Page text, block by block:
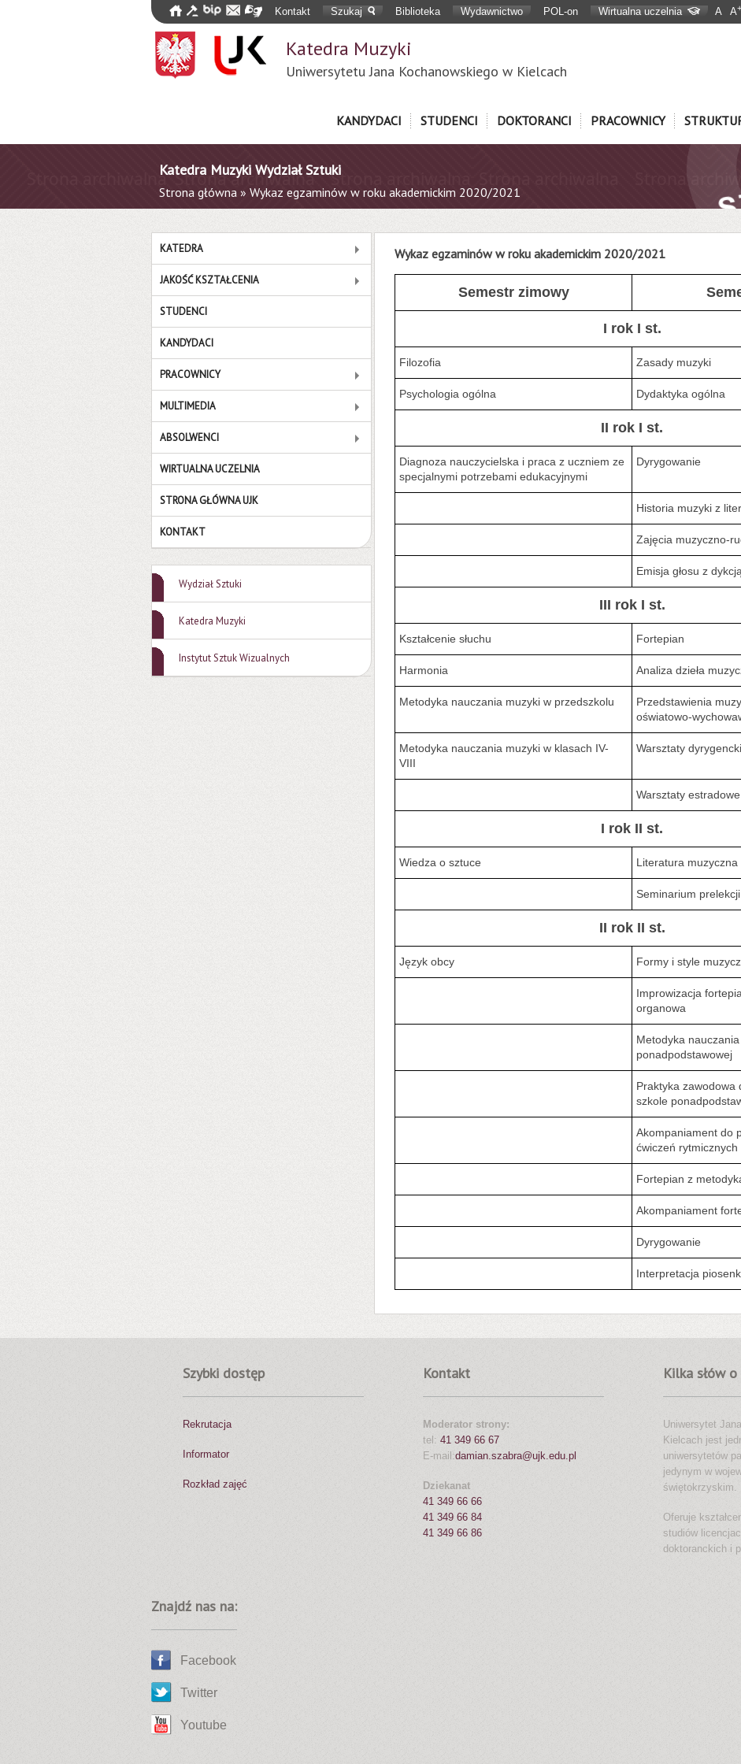
Kontakt Szukaj Biblioteka Wydawnictwo POL-on Wirtualna uczelnia A A+
Katedra Muzyki
Uniwersytetu Jana Kochanowskiego w Kielcach
KANDYDACI STUDENCI DOKTORANCI PRACOWNICY
Katedra Muzyki Wydział Sztuki
Strona główna » Wykaz egzaminów w roku akademickim 2020/2021
KATEDRA
JAKOŚĆ KSZTAŁCENIA
STUDENCI
KANDYDACI
PRACOWNICY
MULTIMEDIA
ABSOLWENCI
WIRTUALNA UCZELNIA
STRONA GŁÓWNA UJK
KONTAKT
Wykaz egzaminów w roku akademickim 2020/2021
Semestr zimowy
I rok I st.
Filozofia Zasady muzyki
Psychologia ogólna Dydaktyka ogólna
II rok I st.
Diagnoza nauczycielska i praca z uczniem ze
specjalnymi potrzebami edukacyjnymi
Dyrygowanie
Historia muzyki z
Zajęcia muzyczno-
Emisja głosu z dykcją
III rok I st.
Kształcenie słuchu Fortepian
Harmonia Analiza dzieła
Metodyka nauczania muzyki w przedszkolu
Przedstawienia
oświatowo-
Metodyka nauczania muzyki w klasach IV-
VIII
Warsztaty
Warsztaty estradowe
I rok II st.
Wiedza o sztuce Literatura muzyczna
Seminarium
II rok II st.
Język obcy Formy i style
Improwizacja
organowa
Metodyka
ponadpodstawowej
Praktyka zawodowa
szkole
Akompaniament do
ćwiczeń rytmicznych
Fortepian z
Akompaniament
Dyrygowanie
Interpretacja
Wydział Sztuki
Katedra Muzyki
Instytut Sztuk Wizualnych
Szybki dostęp
Rekrutacja
Informator
Rozkład zajęć
Kontakt
Moderator strony:
tel: 41 349 66 67
E-mail:damian.szabra@ujk.edu.pl
Dziekanat
41 349 66 66
41 349 66 84
41 349 66 86
Kilka słów o
Uniwersytet
Kielcach jest
uniwersytetów
jedynym w
świętokrzyskim.
Oferuje
studiów
doktoranckich i
Znajdź nas na:
Facebook
Twitter
Youtube